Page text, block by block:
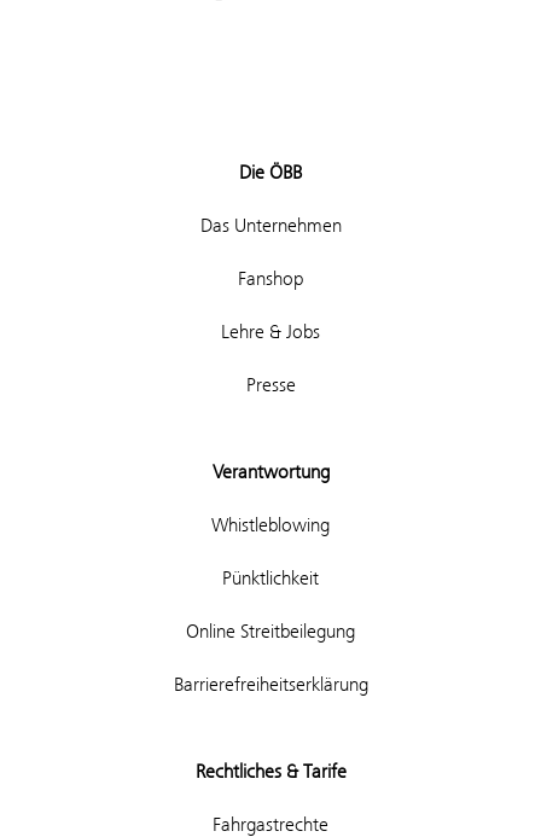
Die ÖBB
Das Unternehmen
Fanshop
Lehre & Jobs
Presse
Verantwortung
Whistleblowing
Pünktlichkeit
Online Streitbeilegung
Barrierefreiheitserklärung
Rechtliches & Tarife
Fahrgastrechte